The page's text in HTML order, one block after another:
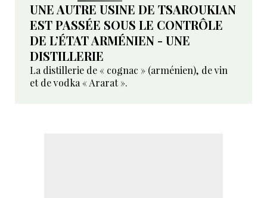
UNE AUTRE USINE DE TSAROUKIAN
EST PASSÉE SOUS LE CONTRÔLE
DE L’ÉTAT ARMÉNIEN - UNE
DISTILLERIE
La distillerie de « cognac » (arménien), de vin
et de vodka « Ararat ».